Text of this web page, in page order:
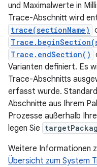
und Maximalwerte in
Trace-Abschnitt wird
trace(sectionName)
Trace.endSection()
Varianten definiert. Es
Trace-Abschnitts
erfasst wurde.
Abschnitte aus Ihrem
Prozesse außerhalb
legen Sie
Weitere Informationen
Übersicht zum System